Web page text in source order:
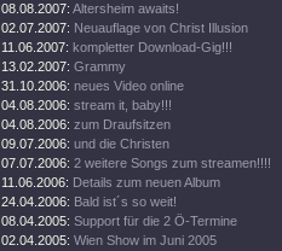
08.08.2007: Altersheim awaits!
02.07.2007: Neuauflage von Christ Illusion
11.06.2007: kompletter Download-Gig!!!
13.02.2007: Grammy
31.10.2006: neues Video online
04.08.2006: stream it, baby!!!
04.08.2006: zum Draufsitzen
09.07.2006: und die Christen
07.07.2006: 2 weitere Songs zum streamen!!!!
11.06.2006: Details zum neuen Album
24.04.2006: Bald ist´s so weit!
08.04.2005: Support für die 2 Ö-Termine
02.04.2005: Wien Show im Juni 2005